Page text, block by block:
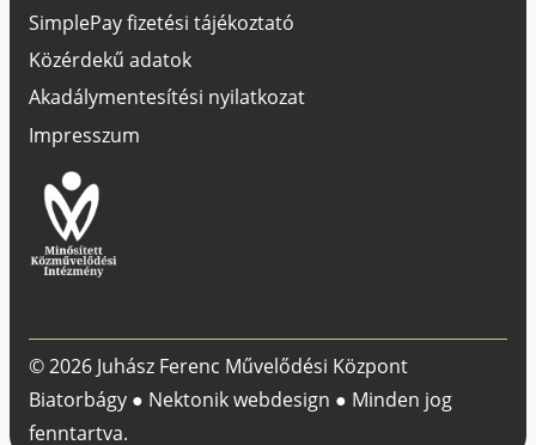
SimplePay fizetési tájékoztató
Közérdekű adatok
Akadálymentesítési nyilatkozat
Impresszum
© 2026 Juhász Ferenc Művelődési Központ
Biatorbágy ● Nektonik webdesign ● Minden jog
fenntartva.